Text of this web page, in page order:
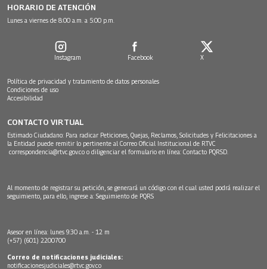
HORARIO DE ATENCIÓN
Lunes a viernes de 8:00 a.m. a 5:00 p.m.
Instagram Facebook X
Política de privacidad y tratamiento de datos personales
Condiciones de uso
Accesibilidad
CONTACTO VIRTUAL
Estimado Ciudadano: Para radicar Peticiones, Quejas, Reclamos, Solicitudes y Felicitaciones a
la Entidad puede remitir lo pertinente al Correo Oficial Institucional de RTVC
correspondencia@rtvc.gov.co o diligenciar el formulario en línea: Contacto PQRSD.
Al momento de registrar su petición, se generará un código con el cual usted podrá realizar el
seguimiento, para ello, ingrese a: Seguimiento de PQRS
Asesor en línea: lunes 9:30 a.m. - 12 m
(+57) (601) 2200700
Correo de notificaciones judiciales:
notificacionesjudiciales@rtvc.gov.co